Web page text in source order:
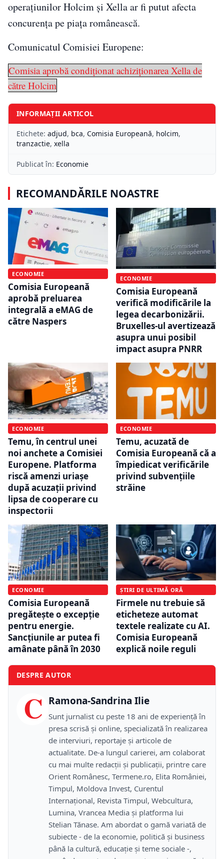
operațiunilor Holcim și Xella ar fi putut afecta
concurența pe piața românească.
Comunicatul Comisiei Europene:
Comisia aprobă condiționat achiziționarea Xella de
către Holcim
INFORMAȚII ARTICOL
Etichete: adjud, bca, Comisia Europeană, holcim,
tranzactie, xella
Publicat în: Economie
RECOMANDĂRILE NOASTRE
ECONOMIE
Comisia Europeană
aprobă preluarea
integrală a eMAG de
către Naspers
ECONOMIE
Comisia Europeană
verifică modificările la
legea decarbonizării.
Bruxelles-ul avertizează
asupra unui posibil
impact asupra PNRR
ECONOMIE
Temu, în centrul unei
noi anchete a Comisiei
Europene. Platforma
riscă amenzi uriașe
după acuzații privind
lipsa de cooperare cu
inspectorii
ECONOMIE
Temu, acuzată de
Comisia Europeană că a
împiedicat verificările
privind subvențiile
străine
ECONOMIE
Comisia Europeană
pregătește o excepție
pentru energie.
Sancțiunile ar putea fi
amânate până în 2030
ȘTIRI DE ULTIMĂ ORĂ
Firmele nu trebuie să
eticheteze automat
textele realizate cu AI.
Comisia Europeană
explică noile reguli
DESPRE AUTOR
C Ramona-Sandrina Ilie
Sunt jurnalist cu peste 18 ani de experiență în
presa scrisă și online, specializată în realizarea
de interviuri, reportaje și articole de
actualitate. De-a lungul carierei, am colaborat
cu mai multe redacții și publicații, printre care
Orient Românesc, Termene.ro, Elita României,
Timpul, Moldova Invest, Curentul
Internațional, Revista Timpul, Webcultura,
Lumina, Vrancea Media și platforma lui
Stelian Tănase. Am abordat o gamă variată de
subiecte - de la economie, politică și business
până la cultură, educație și teme sociale -,